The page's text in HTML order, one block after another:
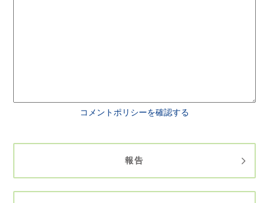
コメントポリシーを確認する
報告